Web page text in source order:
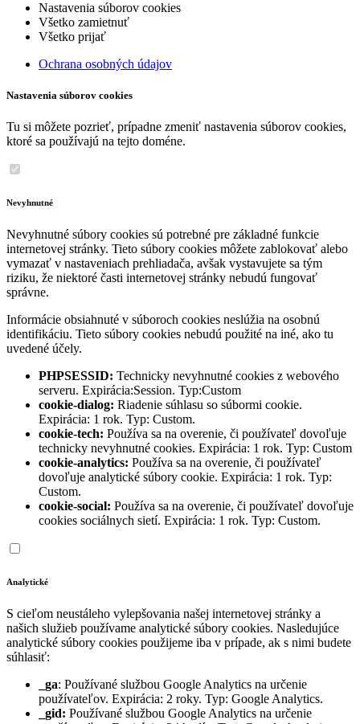
Nastavenia súborov cookies
Všetko zamietnuť
Všetko prijať
Ochrana osobných údajov
Nastavenia súborov cookies
Tu si môžete pozrieť, prípadne zmeniť nastavenia súborov cookies,
ktoré sa používajú na tejto doméne.
Nevyhnutné
Nevyhnutné súbory cookies sú potrebné pre základné funkcie
internetovej stránky. Tieto súbory cookies môžete zablokovať alebo
vymazať v nastaveniach prehliadača, avšak vystavujete sa tým
riziku, že niektoré časti internetovej stránky nebudú fungovať
správne.
Informácie obsiahnuté v súboroch cookies neslúžia na osobnú
identifikáciu. Tieto súbory cookies nebudú použité na iné, ako tu
uvedené účely.
PHPSESSID: Technicky nevyhnutné cookies z webového
serveru. Expirácia:Session. Typ:Custom
cookie-dialog: Riadenie súhlasu so súbormi cookie.
Expirácia: 1 rok. Typ: Custom.
cookie-tech: Používa sa na overenie, či používateľ dovoľuje
technicky nevyhnutné cookies. Expirácia: 1 rok. Typ: Custom
cookie-analytics: Používa sa na overenie, či používateľ
dovoľuje analytické súbory cookie. Expirácia: 1 rok. Typ:
Custom.
cookie-social: Používa sa na overenie, či používateľ dovoľuje
cookies sociálnych sietí. Expirácia: 1 rok. Typ: Custom.
Analytické
S cieľom neustáleho vylepšovania našej internetovej stránky a
našich služieb používame analytické súbory cookies. Nasledujúce
analytické súbory cookies použijeme iba v prípade, ak s nimi budete
súhlasiť:
_ga: Používané službou Google Analytics na určenie
používateľov. Expirácia: 2 roky. Typ: Google Analytics.
_gid: Používané službou Google Analytics na určenie